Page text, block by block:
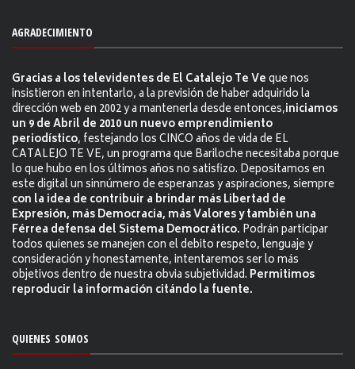
AGRADECIMIENTO
Gracias a los televidentes de El Catalejo Te Veque nos
insistieron en intentarlo, a la previsión de haber adquirido la
dirección web en 2002 y a mantenerla desde entonces,iniciamos
un 9 de Abril de 2010 un nuevo emprendimiento
periodístico, festejando los CINCO años de vida de EL
CATALEJO TE VE, un programa que Bariloche necesitaba porque
lo que hubo en los últimos años no satisfizo. Depositamos en
este digital un sinnúmero de esperanzas y aspiraciones, siempre
con la idea de contribuir a brindar más Libertad de
Expresión, más Democracia, más Valores y también una
Férrea defensa del Sistema Democrático. Podrán participar
todos quienes se manejen con el debito respeto, lenguaje y
consideración y honestamente, intentaremos ser lo más
objetivos dentro de nuestra obvia subjetividad. Permitimos
reproducir la información citándo la fuente.
QUIENES SOMOS